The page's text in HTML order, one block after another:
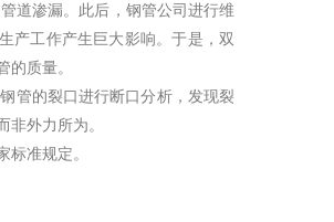
道渗漏。此后，钢管公司进行维
产工作产生巨大影响。于是，双
质量。
管的裂口进行断口分析，发现裂
外力所为。
准规定。